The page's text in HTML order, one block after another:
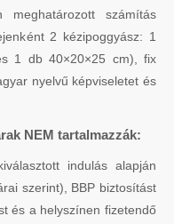
meghatározott számítás
2 kézipoggyász: 1
1 db 40×20×25 cm), fix
nyelvű képviseletet és
NEM tartalmazzák:
indulás alapján
szerint), BBP biztosítást
és a helyszínen fizetendő